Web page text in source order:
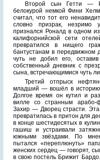
Второй сын Гетти —
белокурой немкой Фини
считал, что тот его
словно призрак,
признался Роналд в одном
калифорнийской сети
превратился в нищего
бантустанам в передвижном
чуть не добил его,
собственный дневник с
сына, встречающимися чуть
Третий отпрыск
младший — вошёл в историю
Долгое время он кутил и
вилле со странным арабо-
Захир — Дворец страсти.
превратилась в притон для
в конце шестидесятых в
гашиш и устраивали
южными звёздами. По
пытался «переплюнуть»
женских сердец — говорят,
в свою постель Брижит